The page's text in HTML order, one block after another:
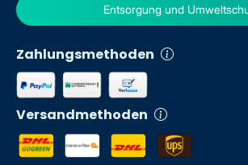
Zahlungsmethoden
Versandmethoden
Entsorgung und